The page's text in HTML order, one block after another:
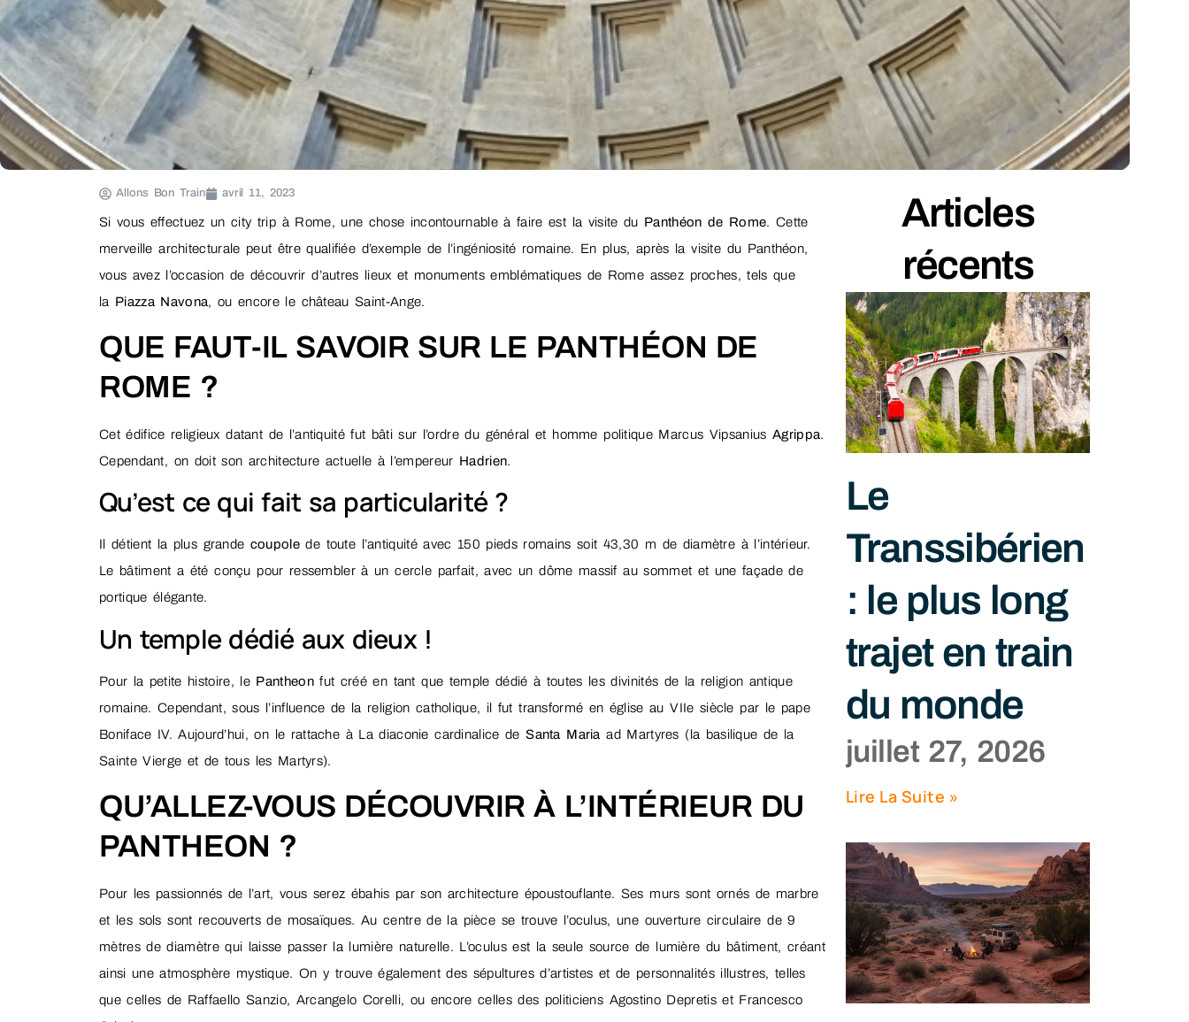
Allons Bon Train avril 11, 2023
Si vous effectuez un city trip à Rome, une chose incontournable à faire est la visite du Panthéon de Rome. Cette
merveille architecturale peut être qualifiée d’exemple de l’ingéniosité romaine. En plus, après la visite du Panthéon,
vous avez l’occasion de découvrir d’autres lieux et monuments emblématiques de Rome assez proches, tels que
la Piazza Navona, ou encore le château Saint-Ange.
QUE FAUT-IL SAVOIR SUR LE PANTHÉON DE
ROME ?
Cet édifice religieux datant de l’antiquité fut bâti sur l’ordre du général et homme politique Marcus VipsaniusAgrippa.
Cependant, on doit son architecture actuelle à l’empereur Hadrien.
Qu’est ce qui fait sa particularité ?
Il détient la plus grande coupolede toute l’antiquité avec 150 pieds romains soit 43,30 m de diamètre à l’intérieur.
Le bâtiment a été conçu pour ressembler à un cercle parfait, avec un dôme massif au sommet et une façade de
portique élégante.
Un temple dédié aux dieux !
Pour la petite histoire, le Pantheonfut créé en tant que temple dédié à toutes les divinités de la religion antique
romaine. Cependant, sous l’influence de la religion catholique, il fut transformé en église au VIIe siècle par le pape
Boniface IV. Aujourd’hui, on le rattache à La diaconie cardinalice deSanta Maria ad Martyres (la basilique de la
Sainte Vierge et de tous les Martyrs).
QU’ALLEZ-VOUS DÉCOUVRIR À L’INTÉRIEUR DU
PANTHEON ?
Pour les passionnés de l’art, vous serez ébahis par son architecture époustouflante. Ses murs sont ornés de marbre
et les sols sont recouverts de mosaïques. Au centre de la pièce se trouve l’oculus, une ouverture circulaire de 9
mètres de diamètre qui laisse passer la lumière naturelle. L’oculus est la seule source de lumière du bâtiment, créant
ainsi une atmosphère mystique. On y trouve également des sépultures d’artistes et de personnalités illustres, telles
que celles de Raffaello Sanzio, Arcangelo Corelli, ou encore celles des politiciens Agostino Depretis et Francesco
Articles
récents
Le
Transsibérien
: le plus long
trajet en train
du monde
juillet 27, 2026
Lire La Suite »